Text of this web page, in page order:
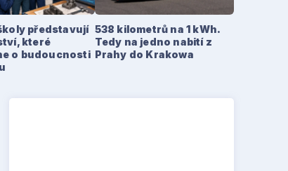
představují
které
o budoucnosti
538 kilometrů na 1 kWh.
Tedy na jedno nabití z
Prahy do Krakowa